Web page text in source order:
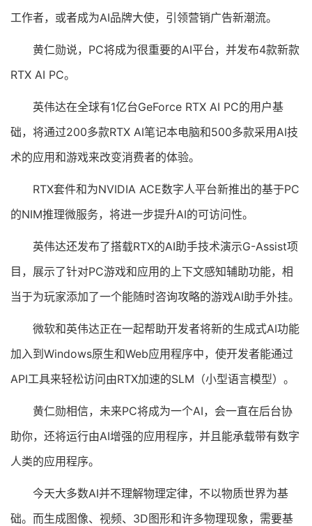
工作者，或者成为AI品牌大使，引领营销广告新潮流。
黄仁勋说，PC将成为很重要的AI平台，并发布4款新款
RTX AI PC。
英伟达在全球有1亿台GeForce RTX AI PC的用户基
础，将通过200多款RTX AI笔记本电脑和500多款采用AI技
术的应用和游戏来改变消费者的体验。
RTX套件和为NVIDIA ACE数字人平台新推出的基于PC
的NIM推理微服务，将进一步提升AI的可访问性。
英伟达还发布了搭载RTX的AI助手技术演示G-Assist项
目，展示了针对PC游戏和应用的上下文感知辅助功能，相
当于为玩家添加了一个能随时咨询攻略的游戏AI助手外挂。
微软和英伟达正在一起帮助开发者将新的生成式AI功能
加入到Windows原生和Web应用程序中，使开发者能通过
API工具来轻松访问由RTX加速的SLM（小型语言模型）。
黄仁勋相信，未来PC将成为一个AI，会一直在后台协
助你，还将运行由AI增强的应用程序，并且能承载带有数字
人类的应用程序。
今天大多数AI并不理解物理定律，不以物质世界为基
础。而生成图像、视频、3D图形和许多物理现象，需要基